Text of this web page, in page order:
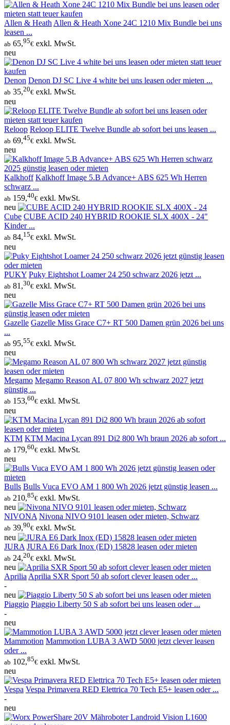
Allen & Heath Allen & Heath Xone 24C 1210 Mix Bundle bei uns
leasen ...
ab 65,95€ exkl. MwSt.
neu
Denon Denon DJ SC Live 4 white bei uns leasen oder mieten ...
ab 35,20€ exkl. MwSt.
neu
Reloop Reloop ELITE Twelve Bundle ab sofort bei uns leasen ...
ab 69,45€ exkl. MwSt.
neu
Kalkhoff Kalkhoff Image 5.B Advance+ ABS 625 Wh Herren
schwarz ...
ab 159,40€ exkl. MwSt.
neu
Cube CUBE ACID 240 HYBRID ROOKIE SLX 400X - 24"
Kinder ...
ab 84,15€ exkl. MwSt.
neu
PUKY Puky Eightshot Loamer 24 250 schwarz 2026 jetzt ...
ab 81,30€ exkl. MwSt.
neu
Gazelle Gazelle Miss Grace C7+ RT 500 Damen grün 2026 bei uns
...
ab 95,55€ exkl. MwSt.
neu
Megamo Megamo Reason AL 07 800 Wh schwarz 2027 jetzt
günstig ...
ab 153,60€ exkl. MwSt.
neu
KTM KTM Macina Lycan 891 Di2 800 Wh braun 2026 ab sofort ...
ab 179,60€ exkl. MwSt.
neu
Bulls Bulls Vuca EVO AM 1 800 Wh 2026 jetzt günstig leasen ...
ab 210,85€ exkl. MwSt.
neu
NIVONA Nivona NIVO 9101 leasen oder mieten, Schwarz
ab 39,90€ exkl. MwSt.
neu
JURA JURA E6 Dark Inox (ED) 15828 leasen oder mieten
ab 24,20€ exkl. MwSt.
neu
Aprilia Aprilia SXR Sport 50 ab sofort clever leasen oder ...
-
neu
Piaggio Piaggio Liberty 50 S ab sofort bei uns leasen oder ...
-
neu
Mammotion Mammotion LUBA 3 AWD 5000 jetzt clever leasen
oder ...
ab 102,85€ exkl. MwSt.
neu
Vespa Vespa Primavera RED Elettrica 70 Tech E5+ leasen oder ...
-
neu